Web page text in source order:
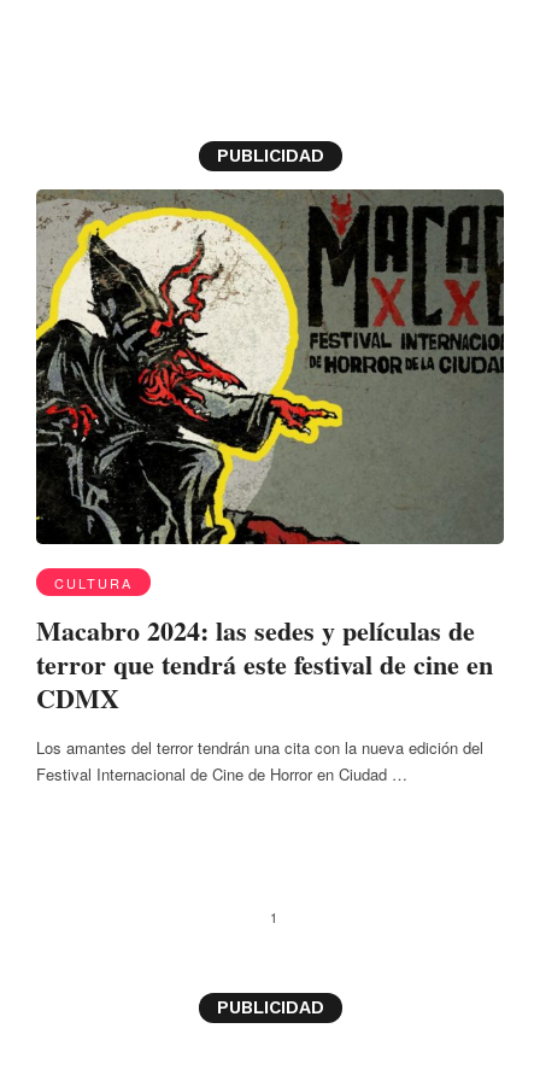
PUBLICIDAD
CULTURA
Macabro 2024: las sedes y películas de
terror que tendrá este festival de cine en
CDMX
Los amantes del terror tendrán una cita con la nueva edición del
Festival Internacional de Cine de Horror en Ciudad …
1
PUBLICIDAD